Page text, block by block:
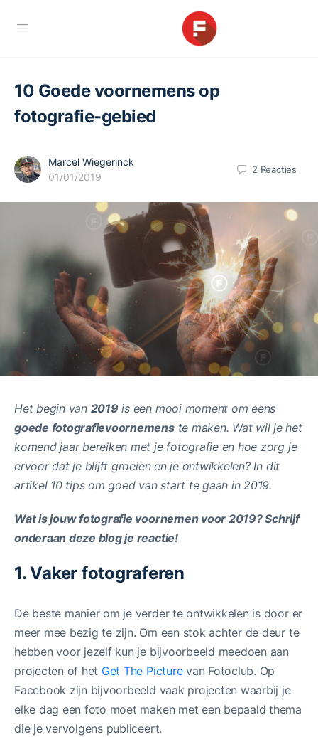
10 Goede voornemens op
fotografie-gebied
Marcel Wiegerinck
01/01/2019
2 Reacties
Het begin van 2019 is een mooi moment om eens
goede fotografievoornemenste maken. Wat wil je het
komend jaar bereiken met je fotografie en hoe zorg je
ervoor dat je blijft groeien en je ontwikkelen? In dit
artikel 10 tips om goed van start te gaan in 2019.
Wat is jouw fotografie voornemen voor 2019? Schrijf
onderaan deze blog je reactie!
1. Vaker fotograferen
De beste manier om je verder te ontwikkelen is door er
meer mee bezig te zijn. Om een stok achter de deur te
hebben voor jezelf kun je bijvoorbeeld meedoen aan
projecten of het Get The Picturevan Fotoclub. Op
Facebook zijn bijvoorbeeld vaak projecten waarbij je
elke dag een foto moet maken met een bepaald thema
die je vervolgens publiceert.